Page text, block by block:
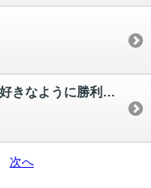
まず勝利だ、それから好きなように勝利を利用すればいい。
次へ